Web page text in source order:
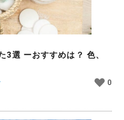
3選 ーおすすめは？ 色、
0